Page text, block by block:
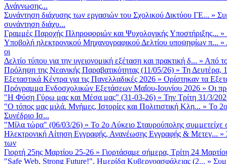
Ανάγνωσης...
Συνάντηση διάχυσης των εργασιών του Σχολικού Δικτύου ΓΕ... »
συνάντηση διάχυ...
Γραμμές Παροχής Πληροφοριών και Ψυχολογικής Υποστήριξης... »
Υποβολή ηλεκτρονικού Μηχανογραφικού Δελτίου υποψηφίων π... »
οι
Δελτίο τύπου για την υγειονομική εξέταση και πρακτική δ... » Από
Πρόληψη της Νεανικής Παραβατικότητας (11/05/26) » Τη Δευτέρα,
Εξεταστικά Κέντρα για τις Πανελλαδικές 2026 » Ορίστηκαν τα
Πρόγραμμα Ενδοσχολικών Εξετάσεων Μαΐου-Ιουνίου 2026 » Οι
"Η Φύση Γύρω μας και Μέσα μας" (31-03-26) » Την Τρίτη 31/3/
"Ο τόπος μας μιλά. Μνήμες, Ιστορίες και Πολιτιστική Κλη... » Το
Συνέδριο Ισ...
"Μίλα τώρα" (06/03/26) » Το 2ο Λύκειο Σταυρούπολης
Ηλεκτρονική Αίτηση Εγγραφής, Ανανέωσης Εγγραφής & Μετεγ... »
των
Γιορτή 25ης Μαρτίου 25-26 » Γιορτάσαμε σήμερα, Τρίτη 24
"Safe Web, Strong Future!", Ημερίδα Κυβερνοασφάλειας (2... »